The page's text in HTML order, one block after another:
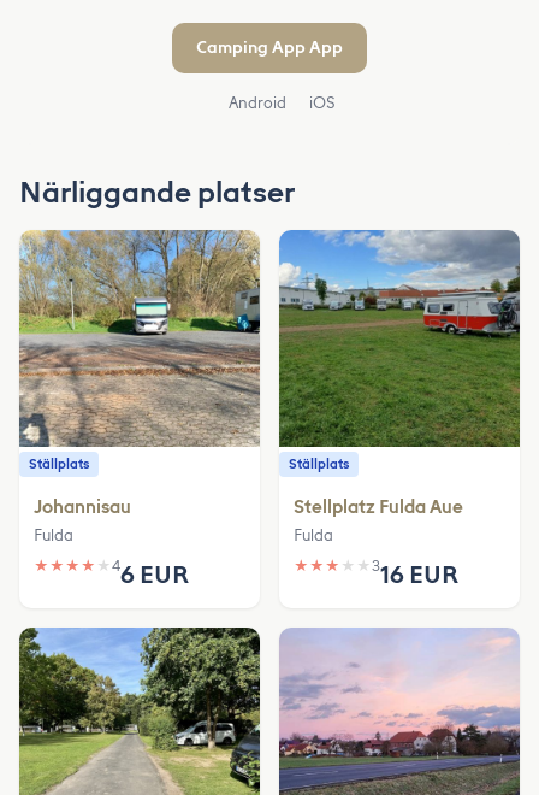
Camping App App
Android iOS
Närliggande platser
Ställplats
Johannisau
Fulda
★ ★ ★ ★ ★ 46 EUR
Ställplats
Stellplatz Fulda Aue
Fulda
★ ★ ★ ★ ★ 316 EUR